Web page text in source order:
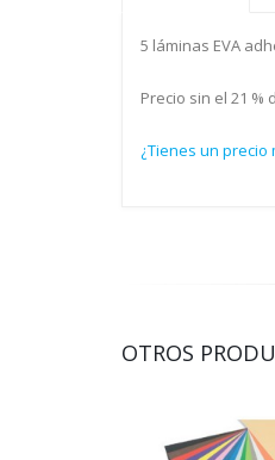
5 láminas EVA
Precio sin el 21 %
¿Tienes un precio
OTROS